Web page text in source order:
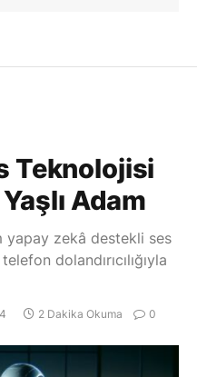
Teknolojisi
Adam
yapay zekâ destekli ses
dolandırıcılığıyla
2 Dakika Okuma 0